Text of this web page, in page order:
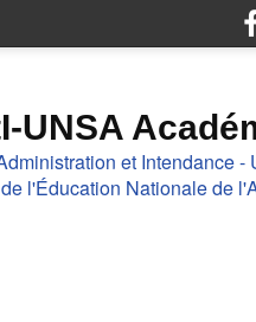
UNSA
et Intendance
l'Éducation Nationale de